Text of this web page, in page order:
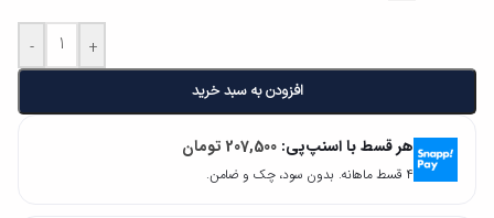
- +
افزودن به سبد خرید
هر قسط با اسنپ‌پی: 207,500 تومان
۴ قسط ماهانه. بدون سود، چک و ضامن.